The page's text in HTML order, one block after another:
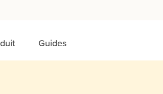
Guides